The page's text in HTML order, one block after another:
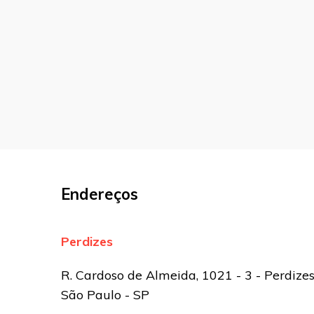
Endereços
Perdizes
R. Cardoso de Almeida, 1021 - 3 -
São Paulo - SP